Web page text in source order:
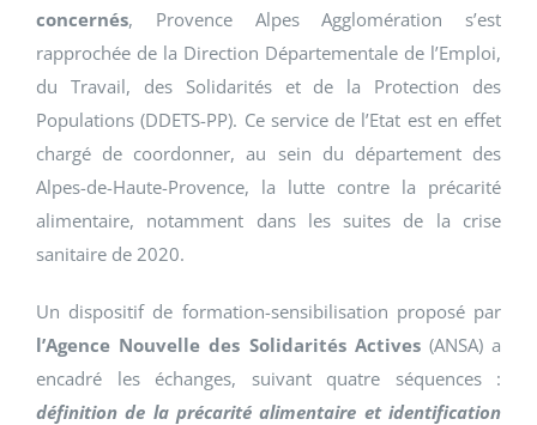
concernés, Provence Alpes Agglomération s’est
rapprochée de la Direction Départementale de l’Emploi,
du Travail, des Solidarités et de la Protection des
Populations (DDETS-PP). Ce service de l’Etat est en effet
chargé de coordonner, au sein du département des
Alpes-de-Haute-Provence, la lutte contre la précarité
alimentaire, notamment dans les suites de la crise
sanitaire de 2020.
Un dispositif de formation-sensibilisation proposé par
l’Agence Nouvelle des Solidarités Actives(ANSA) a
encadré les échanges, suivant quatre séquences :
définition de la précarité alimentaire et identification